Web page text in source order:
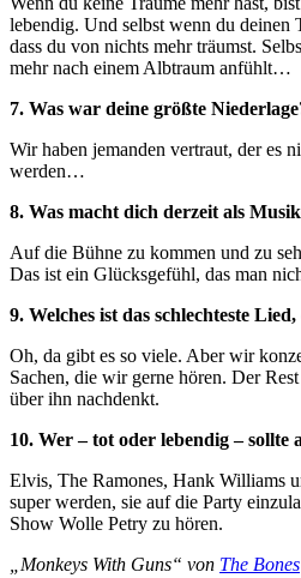
lebendig. Und selbst wenn du deinen
dass du von nichts mehr träumst.
mehr nach einem Albtraum anfühlt…
7. Was war deine größte
Wir haben jemanden vertraut, der es
werden…
8. Was macht dich derzeit als
Auf die Bühne zu kommen und zu
Das ist ein Glücksgefühl, das man
9. Welches ist das schlechteste
Oh, da gibt es so viele. Aber wir
Sachen, die wir gerne hören. Der
über ihn nachdenkt.
10. Wer – tot oder lebendig – sollte
Elvis, The Ramones, Hank Williams
super werden, sie auf die Party
Show Wolle Petry zu hören.
„Monkeys With Guns“ von The Bones